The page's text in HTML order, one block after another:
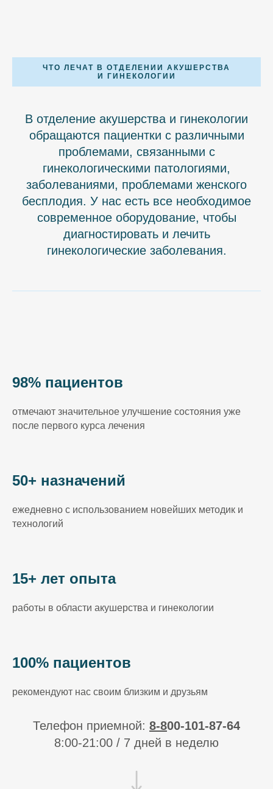
ЧТО ЛЕЧАТ В ОТДЕЛЕНИИ АКУШЕРСТВА
И ГИНЕКОЛОГИИ
В отделение акушерства и гинекологии
обращаются пациентки с различными
проблемами, связанными с
гинекологическими патологиями,
заболеваниями, проблемами женского
бесплодия. У нас есть все необходимое
современное оборудование, чтобы
диагностировать и лечить
гинекологические заболевания.
98% пациентов
отмечают значительное улучшение состояния уже
после первого курса лечения
50+ назначений
ежедневно с использованием новейших методик и
технологий
15+ лет опыта
работы в области акушерства и гинекологии
100% пациентов
рекомендуют нас своим близким и друзьям
Телефон приемной: 8-800-101-87-64
8:00-21:00 / 7 дней в неделю